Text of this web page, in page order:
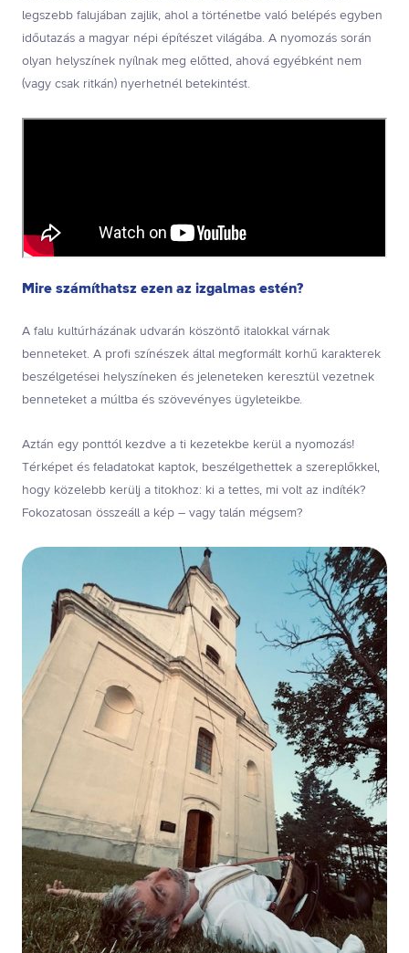
legszebb falujában zajlik, ahol a történetbe való belépés egyben
időutazás a magyar népi építészet világába. A nyomozás során
olyan helyszínek nyílnak meg előtted, ahová egyébként nem
(vagy csak ritkán) nyerhetnél betekintést.
Mire számíthatsz ezen az izgalmas estén?
A falu kultúrházának udvarán köszöntő italokkal várnak
benneteket. A profi színészek által megformált korhű karakterek
beszélgetései helyszíneken és jeleneteken keresztül vezetnek
benneteket a múltba és szövevényes ügyleteikbe.
Aztán egy ponttól kezdve a ti kezetekbe kerül a nyomozás!
Térképet és feladatokat kaptok, beszélgethettek a szereplőkkel,
hogy közelebb kerülj a titokhoz: ki a tettes, mi volt az indíték?
Fokozatosan összeáll a kép – vagy talán mégsem?